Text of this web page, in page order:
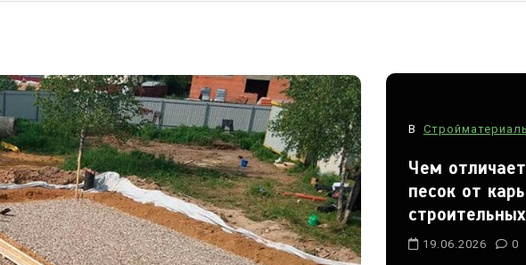
В
Чем
песок от
19.06.2026 0